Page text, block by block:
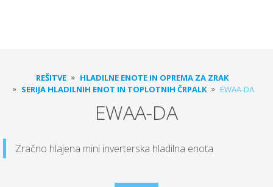
REŠITVE
HLADILNE ENOTE IN OPREMA ZA ZRAK
SERIJA HLADILNIH ENOT IN TOPLOTNIH ČRPALK
EWAA-DA
EWAA-DA
Zračno hlajena mini inverterska hladilna enota